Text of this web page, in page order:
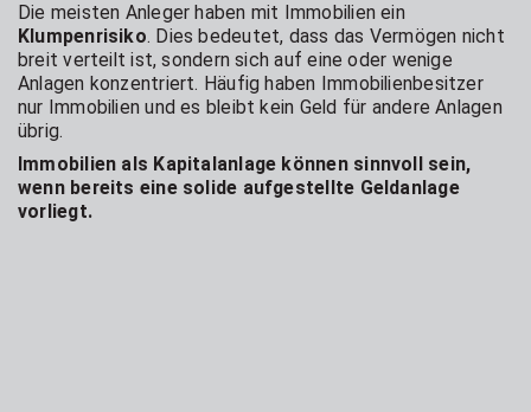
Die meisten Anleger haben mit Immobilien ein
Klumpenrisiko. Dies bedeutet, dass das Vermögen nicht
breit verteilt ist, sondern sich auf eine oder wenige
Anlagen konzentriert. Häufig haben Immobilienbesitzer
nur Immobilien und es bleibt kein Geld für andere Anlagen
übrig.
Immobilien als Kapitalanlage können sinnvoll sein,
wenn bereits eine solide aufgestellte Geldanlage
vorliegt.